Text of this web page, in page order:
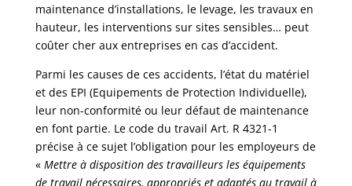
maintenance d’installations, le levage, les travaux en
hauteur, les interventions sur sites sensibles… peut
coûter cher aux entreprises en cas d’accident.
Parmi les causes de ces accidents, l’état du matériel
et des EPI (Equipements de Protection Individuelle),
leur non-conformité ou leur défaut de maintenance
en font partie. Le code du travail Art. R 4321-1
précise à ce sujet l’obligation pour les employeurs de
« Mettre à disposition des travailleurs les équipements
de travail nécessaires, appropriés et adaptés au travail à